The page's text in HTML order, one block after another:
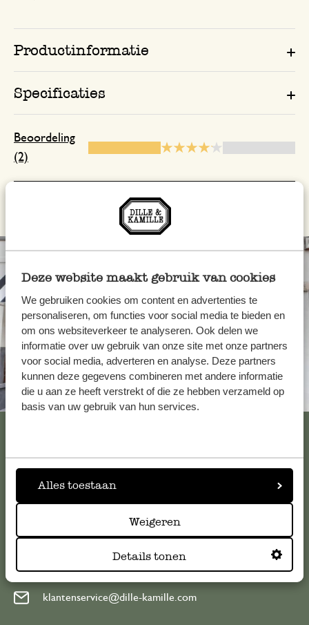
Deze website maakt gebruik van cookies
We gebruiken cookies om content en advertenties te
personaliseren, om functies voor social media te bieden en
om ons websiteverkeer te analyseren. Ook delen we
informatie over uw gebruik van onze site met onze partners
voor social media, adverteren en analyse. Deze partners
kunnen deze gegevens combineren met andere informatie
die u aan ze heeft verstrekt of die ze hebben verzameld op
basis van uw gebruik van hun services.
Alles toestaan
Weigeren
Details tonen
Productinformatie
Specificaties
Beoordeling
(2)
Toon recensies
Altijd in de buurt
Klantenservice
Voor vragen, tips of hulp kun je contact opnemen met onze
klantenservice. Of bekijk hier het antwoord op de
klantenservice@dille-kamille.com